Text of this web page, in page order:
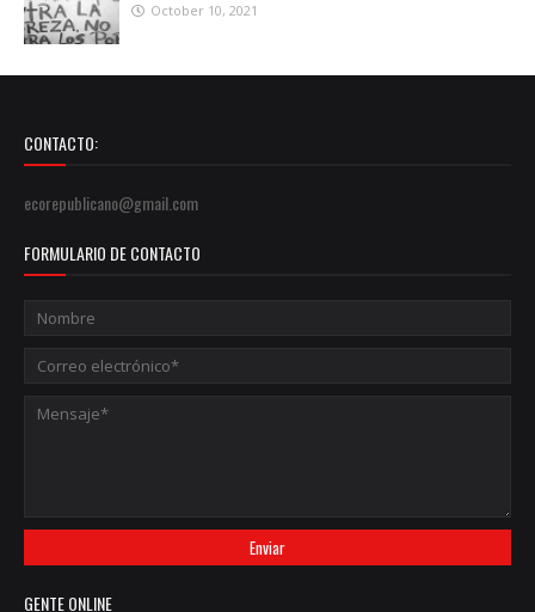
October 10, 2021
CONTACTO:
ecorepublicano@gmail.com
FORMULARIO DE CONTACTO
GENTE ONLINE